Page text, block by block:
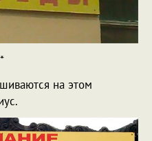
на этом